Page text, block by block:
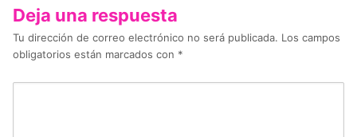
Deja una respuesta
Tu dirección de correo electrónico no será publicada. Los campos
obligatorios están marcados con *